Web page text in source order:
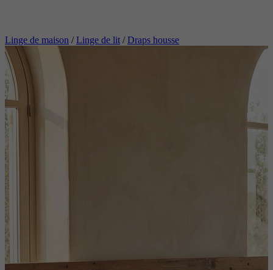
Linge de maison / Linge de lit / Draps housse